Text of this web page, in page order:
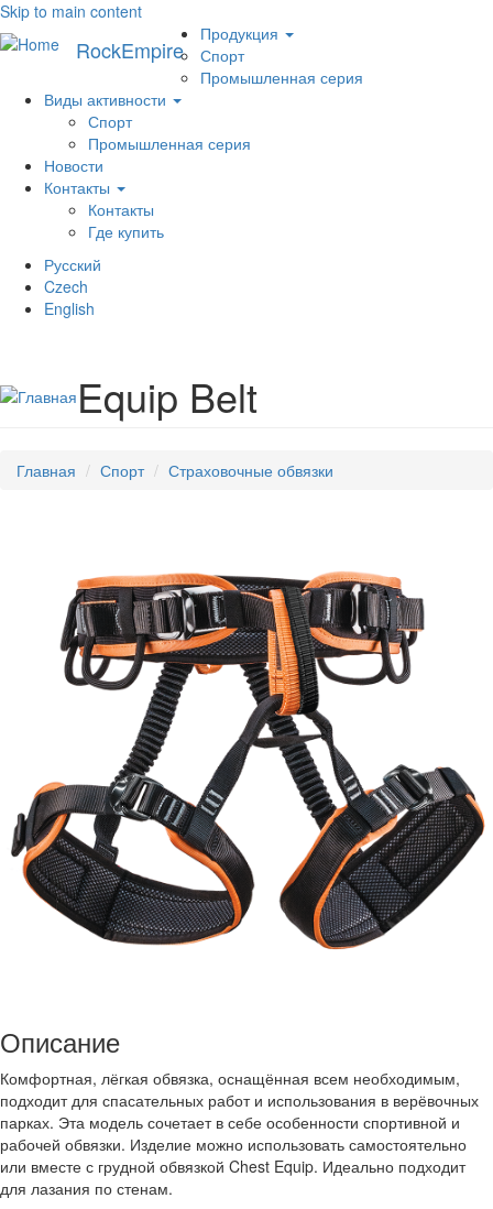
Skip to main content
RockEmpire
Меню
Продукция
Спорт
Промышленная серия
Виды активности
Спорт
Промышленная серия
Новости
Контакты
Контакты
Где купить
Русский
Czech
English
Equip Belt
Главная Спорт Страховочные обвязки
Описание
Комфортная, лёгкая обвязка, оснащённая всем необходимым,
подходит для спасательных работ и использования в верёвочных
парках. Эта модель сочетает в себе особенности спортивной и
рабочей обвязки. Изделие можно использовать самостоятельно
или вместе с грудной обвязкой Chest Equip. Идеально подходит
для лазания по стенам.